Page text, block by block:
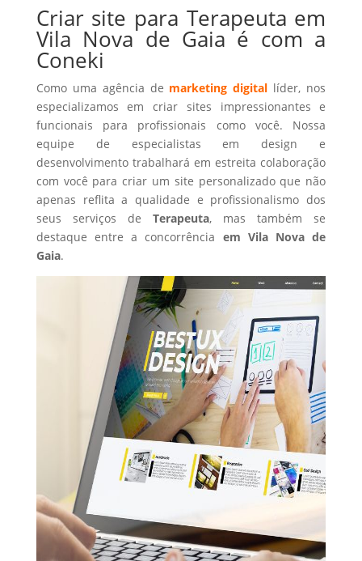
Criar site para Terapeuta em
Vila Nova de Gaia é com a
Coneki
Como uma agência de marketing digital líder, nos
especializamos em criar sites impressionantes e
funcionais para profissionais como você. Nossa
equipe de especialistas em design e
desenvolvimento trabalhará em estreita colaboração
com você para criar um site personalizado que não
apenas reflita a qualidade e profissionalismo dos
seus serviços de Terapeuta, mas também se
destaque entre a concorrência em Vila Nova de
Gaia.